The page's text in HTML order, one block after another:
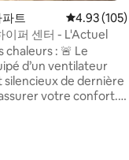
트 평점 4.93
4.93 (105)
이퍼 센터 - L'Actuel
: 🚨 Le
d’un ventilateur
de dernière
votre confort.